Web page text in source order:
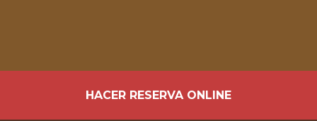
HACER RESERVA ONLINE